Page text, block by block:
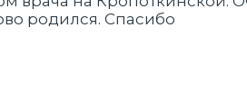
родился. Спасибо